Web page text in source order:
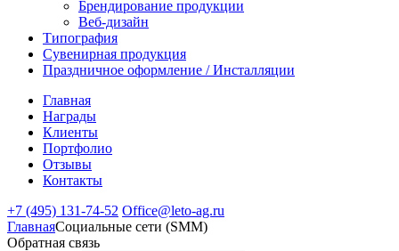
Брендирование продукции
Веб-дизайн
Типография
Сувенирная продукция
Праздничное оформление / Инсталляции
Главная
Награды
Клиенты
Портфолио
Отзывы
Контакты
+7 (495) 131-74-52 Office@leto-ag.ru
ГлавнаяСоциальные сети (SMM)
Обратная связь